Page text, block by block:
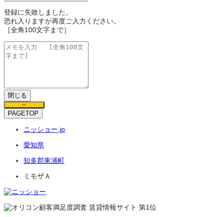
登録に失敗しました。
恐れ入りますが再度ご入力ください。
［全角100文字まで］
閉じる
保存
PAGETOP
ニッショー.jp
愛知県
知多郡東浦町
ミモザＡ